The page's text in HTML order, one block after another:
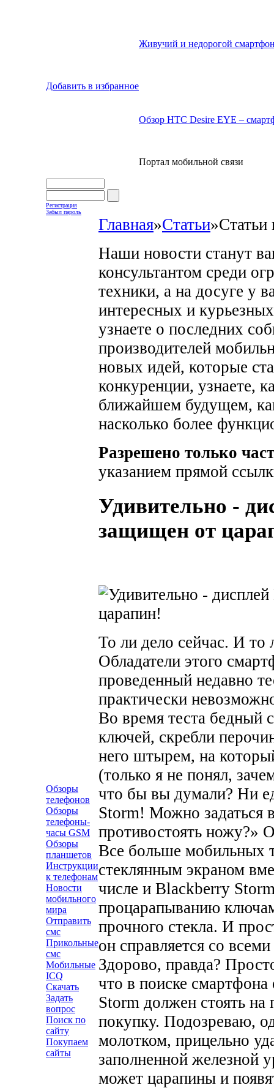
Добавить в избранное
Живучий и недорогой
Обзор HTC Desire EYE –
Портал мобильной связи
Регистрация
Забыл пароль
Обзоры
телефонов
Обзоры
телефоны-
часы GSM
Обзоры
планшетов
Инструкции
к телефонам
Новости
мобильного
мира
Отправить
смс
Прикольные
смс
Мобильные
ICQ
Скачать
Задать
вопрос
Поиск по
сайту
Покупаем
сайты
Главная»Статьи»Статьи
Наши новости станут
консультантом среди
техники, а на досуге у
интересных и
узнаете о последних
производителей
новых идей, которые
конкуренции, узнаете,
ближайшем будущем,
насколько более
Разрешено только
указанием прямой
Удивительно -
защищен от
То ли дело сейчас. И то
Обладатели этого
проведенный недавно
практически
Во время теста бедный
ключей, скребли
него штырем, на
(только я не понял,
что бы вы думали? Ни
Storm! Можно задаться
противостоять ножу?»
Все больше мобильных
стеклянным экраном
числе и Blackberry
процарапыванию
прочного стекла. И
он справляется со
Здорово, правда?
что в поиске
Storm должен стоять на
покупку. Подозреваю,
молотком, прицельно
заполненной железной
может царапины и